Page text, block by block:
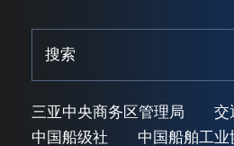
三亚中央商务区管理局
交
中国船级社
中国船舶工业